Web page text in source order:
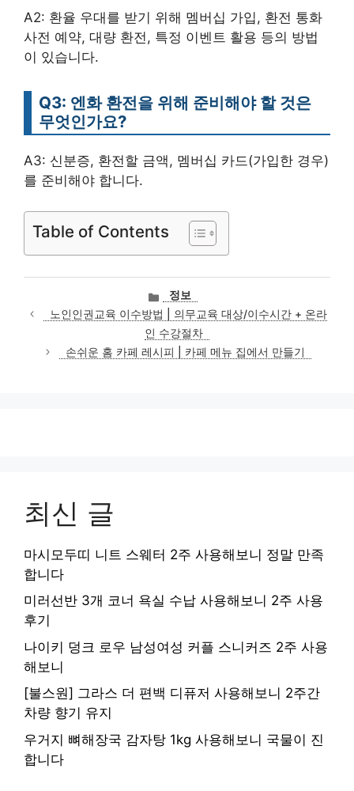
A2: 환율 우대를 받기 위해 멤버십 가입, 환전 통화
사전 예약, 대량 환전, 특정 이벤트 활용 등의 방법
이 있습니다.
Q3: 엔화 환전을 위해 준비해야 할 것은
무엇인가요?
A3: 신분증, 환전할 금액, 멤버십 카드(가입한 경우)
를 준비해야 합니다.
Table of Contents
카
테
고
리
정보
노인인권교육 이수방법 | 의무교육 대상/이수시간 + 온라
인 수강절차
손쉬운 홈 카페 레시피 | 카페 메뉴 집에서 만들기
최신 글
마시모두띠 니트 스웨터 2주 사용해보니 정말 만족
합니다
미러선반 3개 코너 욕실 수납 사용해보니 2주 사용
후기
나이키 덩크 로우 남성여성 커플 스니커즈 2주 사용
해보니
[불스원] 그라스 더 편백 디퓨저 사용해보니 2주간
차량 향기 유지
우거지 뼈해장국 감자탕 1kg 사용해보니 국물이 진
합니다